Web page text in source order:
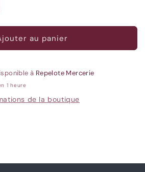
au panier
à Repelote Mercerie
1 heure
de la boutique